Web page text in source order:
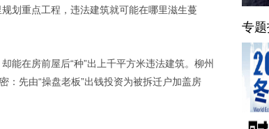
划重点工程，违法建筑就可能在哪里滋生蔓
能在房前屋后“种”出上千平方米违法建筑。柳州
：先由“操盘老板”出钱投资为被拆迁户加盖房
专